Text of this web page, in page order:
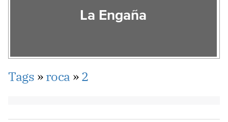
La Engaña
Tags »roca »2